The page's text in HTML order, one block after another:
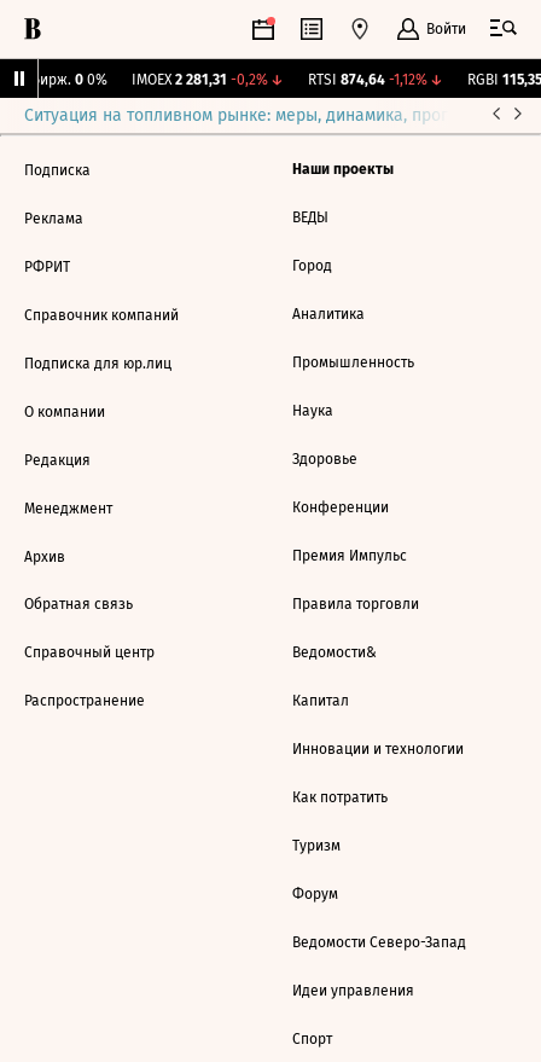
Войти
Бирж. 0 0% IMOEX 2 281,31 -0,2%↓ RTSI 874,64 -1,12%↓ RGBI 115,35
Ситуация на топливном рынке: меры, динамика, прогнозы
Подписка
Реклама
РФРИТ
Справочник компаний
Подписка для юр.лиц
О компании
Редакция
Менеджмент
Архив
Обратная связь
Справочный центр
Распространение
Наши проекты
ВЕДЫ
Город
Аналитика
Промышленность
Наука
Здоровье
Конференции
Премия Импульс
Правила торговли
Ведомости&
Капитал
Инновации и технологии
Как потратить
Туризм
Форум
Ведомости Северо-Запад
Идеи управления
Спорт